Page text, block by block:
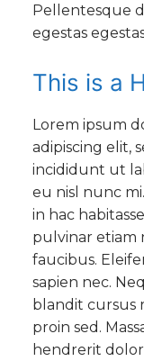
Pellentesque
egestas
This is a
Lorem ipsum
adipiscing elit,
incididunt ut
eu nisl nunc
in hac
pulvinar etiam
faucibus.
sapien nec.
blandit cursus
proin sed.
hendrerit